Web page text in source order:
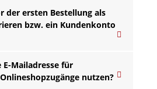
der ersten Bestellung als
bzw. ein Kundenkonto
E-Mailadresse für
nutzen?